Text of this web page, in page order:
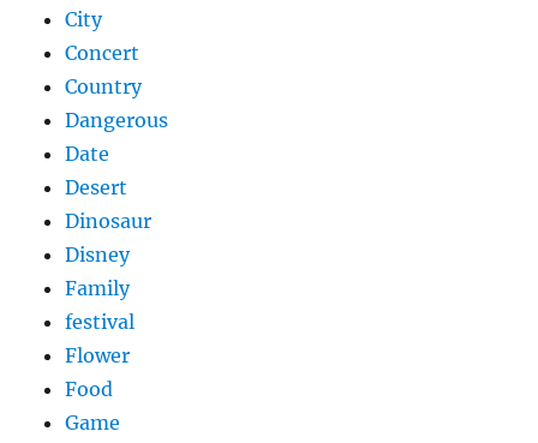
City
Concert
Country
Dangerous
Date
Desert
Dinosaur
Disney
Family
festival
Flower
Food
Game